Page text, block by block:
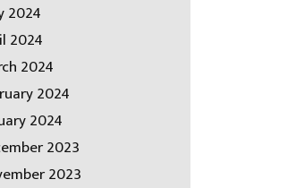
2024
2024
2024
2024
2024
2023
2023